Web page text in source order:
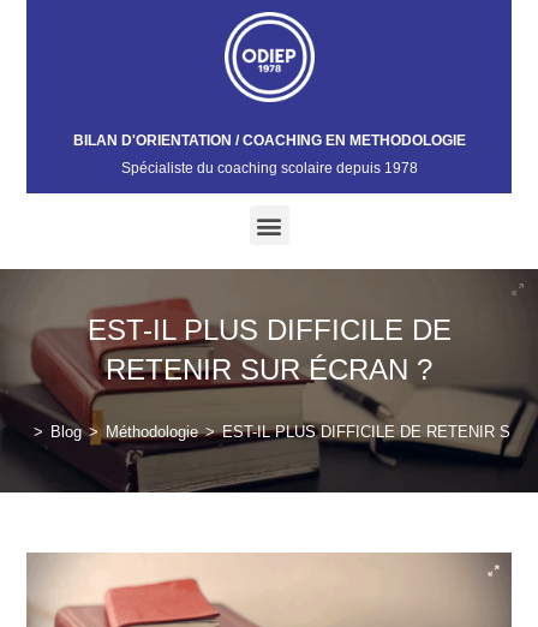
BILAN D'ORIENTATION / COACHING EN METHODOLOGIE
Spécialiste du coaching scolaire depuis 1978​
EST-IL PLUS DIFFICILE DE
RETENIR SUR ÉCRAN ?
> Blog > Méthodologie > EST-IL PLUS DIFFICILE DE RETENIR SUR